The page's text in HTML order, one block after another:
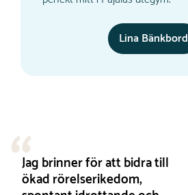
Lina Bänkbord
Jag brinner för att bidra till
ökad rörelserikedom,